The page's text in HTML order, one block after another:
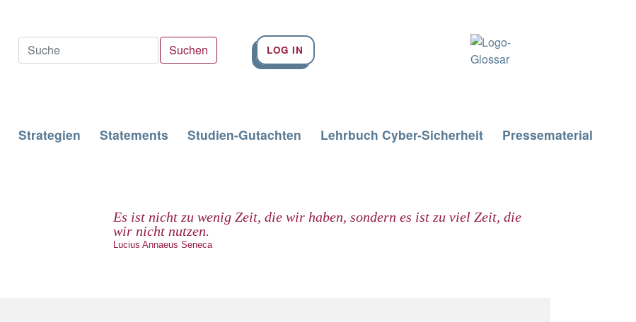
LOG IN
Strategien Statements Studien-Gutachten Lehrbuch Cyber-Sicherheit Pressematerial
Es ist nicht zu wenig Zeit, die wir haben, sondern es ist zu viel Zeit, die
wir nicht nutzen.
Lucius Annaeus Seneca